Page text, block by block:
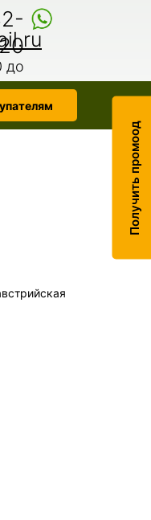
до
Получить промоод